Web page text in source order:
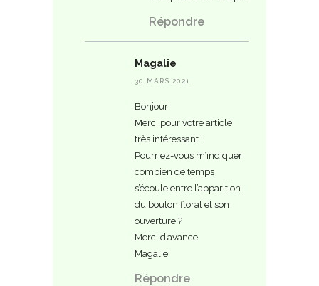
Répondre
Magalie
30 MARS 2021
Bonjour
Merci pour votre article
très intéressant !
Pourriez-vous m’indiquer
combien de temps
s’écoule entre l’apparition
du bouton floral et son
ouverture ?
Merci d’avance,
Magalie
Répondre